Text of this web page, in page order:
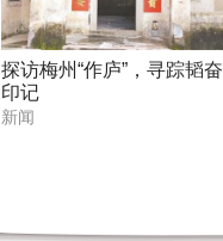
探访梅州“作庐”，寻踪韬奋
印记
新闻